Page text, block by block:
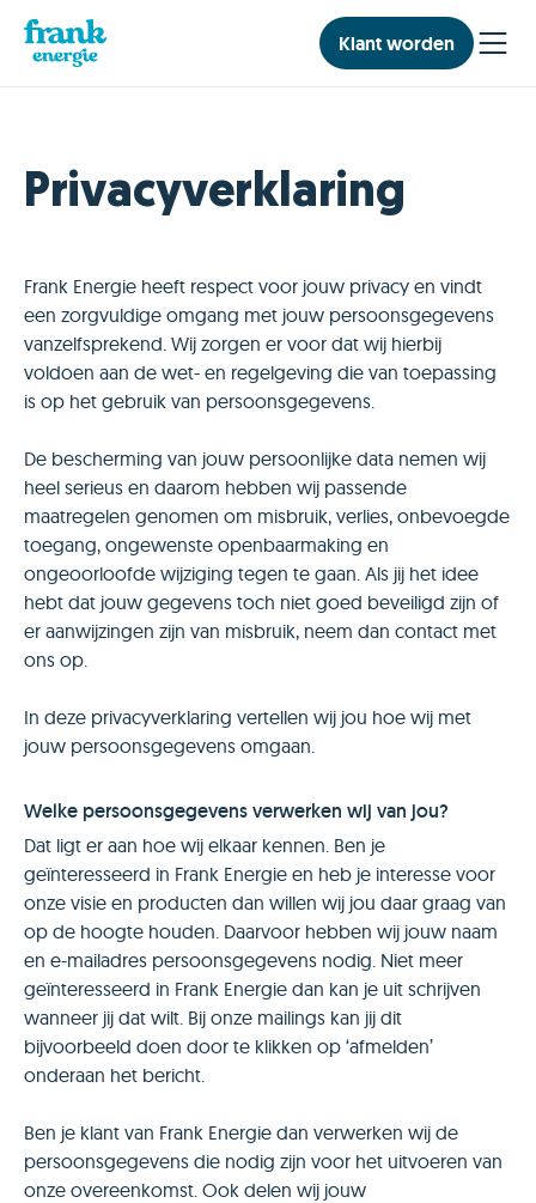
Klant worden
Privacyverklaring
Frank Energie heeft respect voor jouw privacy en vindt
een zorgvuldige omgang met jouw persoonsgegevens
vanzelfsprekend. Wij zorgen er voor dat wij hierbij
voldoen aan de wet- en regelgeving die van toepassing
is op het gebruik van persoonsgegevens.
De bescherming van jouw persoonlijke data nemen wij
heel serieus en daarom hebben wij passende
maatregelen genomen om misbruik, verlies, onbevoegde
toegang, ongewenste openbaarmaking en
ongeoorloofde wijziging tegen te gaan. Als jij het idee
hebt dat jouw gegevens toch niet goed beveiligd zijn of
er aanwijzingen zijn van misbruik, neem dan contact met
ons op.
In deze privacyverklaring vertellen wij jou hoe wij met
jouw persoonsgegevens omgaan.
Welke persoonsgegevens verwerken wij van jou?
Dat ligt er aan hoe wij elkaar kennen. Ben je
geïnteresseerd in Frank Energie en heb je interesse voor
onze visie en producten dan willen wij jou daar graag van
op de hoogte houden. Daarvoor hebben wij jouw naam
en e-mailadres persoonsgegevens nodig. Niet meer
geïnteresseerd in Frank Energie dan kan je uit schrijven
wanneer jij dat wilt. Bij onze mailings kan jij dit
bijvoorbeeld doen door te klikken op ‘afmelden’
onderaan het bericht.
Ben je klant van Frank Energie dan verwerken wij de
persoonsgegevens die nodig zijn voor het uitvoeren van
onze overeenkomst. Ook delen wij jouw